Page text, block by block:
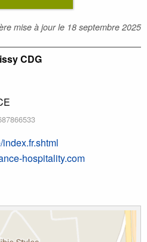
mise à jour le 18 septembre 2025
CDG
hospitality.com